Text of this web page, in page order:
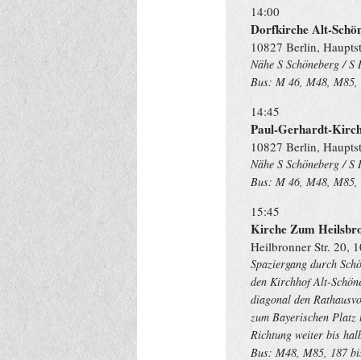
14:00
Dorfkirche Alt-
10827 Berlin,
Nähe S Schöneberg /
Bus: M 46, M48, M85,
14:45
Paul-Gerhardt-
10827 Berlin,
Nähe S Schöneberg /
Bus: M 46, M48, M85,
15:45
Kirche Zum
Heilbronner Str. 20,
Spaziergang durch
den Kirchhof Alt-
diagonal den
zum Bayerischen
Richtung weiter bis
Bus: M48, M85, 187